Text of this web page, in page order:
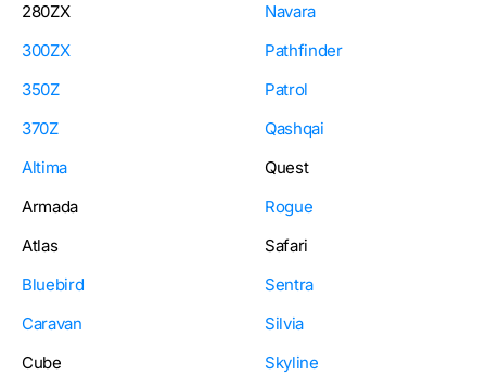
280ZX
300ZX
350Z
370Z
Altima
Armada
Atlas
Bluebird
Caravan
Cube
Navara
Pathfinder
Patrol
Qashqai
Quest
Rogue
Safari
Sentra
Silvia
Skyline